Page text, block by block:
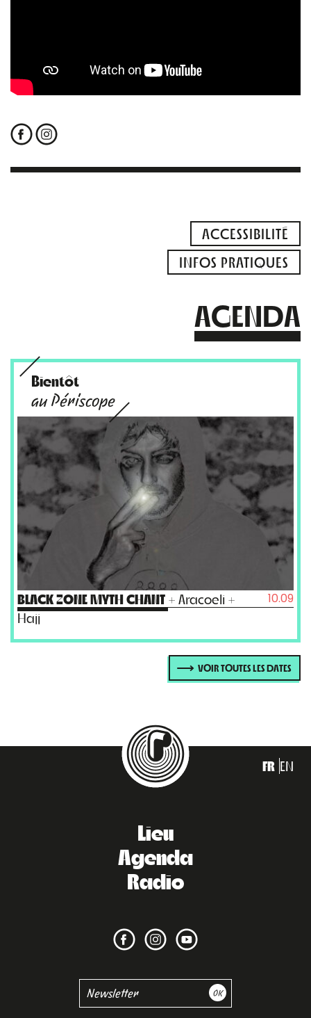
ACCESSIBILITÉ
INFOS PRATIQUES
AGENDA
Bientôt
au Périscope
BLACK ZONE MYTH CHANT + Aracoeli +
Hajj
10.09
VOIR TOUTES LES DATES
FR EN
Lieu
Agenda
Radio